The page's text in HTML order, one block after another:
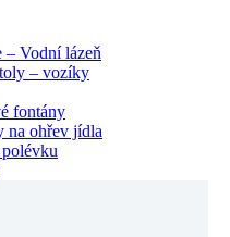
– Vodní lázeň
– vozíky
fontány
na ohřev jídla